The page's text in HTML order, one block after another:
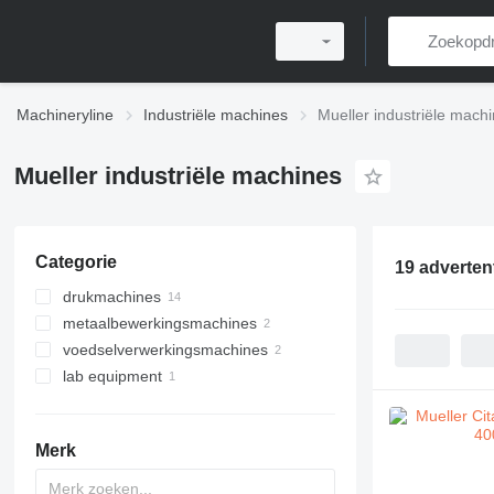
Machineryline Industriële machines Mueller industriële
Mueller industriële machines
Categorie
drukmachines
postprintmachines
inbindmachines
boek naaimachines
metaalbewerkingsmachines
metaalpersen
hydraulische persen
voedselverwerkingsmachines
melkverwerkingsmachines
lab equipment
Merk
19